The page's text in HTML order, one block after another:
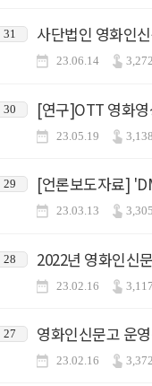
31 사단법인 영화인
23.06.14 3,272
30 [연구]OTT 영화
23.05.19 3,138
29 [언론보도자료]
23.03.13 3,305
28 2022년 영화인신
23.02.16 3,117
27 영화인신문고 운
23.02.16 3,372